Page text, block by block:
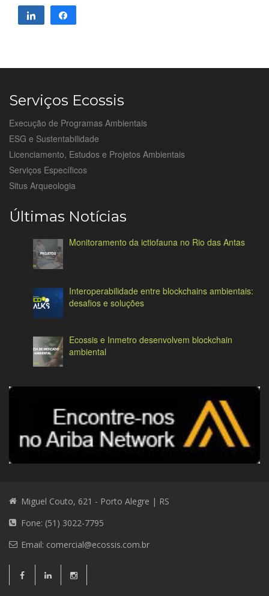
Compartilhar
Serviços Ecossis
Execução de Programas Ambientais
ESG e Sustentabilidade
Licenciamento, Estudos e Projetos Ambientais
Serviços Específicos
Situs Arqueologia
Últimas Notícias
Monitoramento da ictiofauna no Rio das Antas
Interoperabilidade entre blockchains ambientais:
desafios e soluções
Ecossis e Inmetro desenvolvem blockchain
ambiental
Miguel Couto, 621 - Porto Alegre | RS
Fone: (51) 3022-7795
Email: comercial@ecossis.com.br